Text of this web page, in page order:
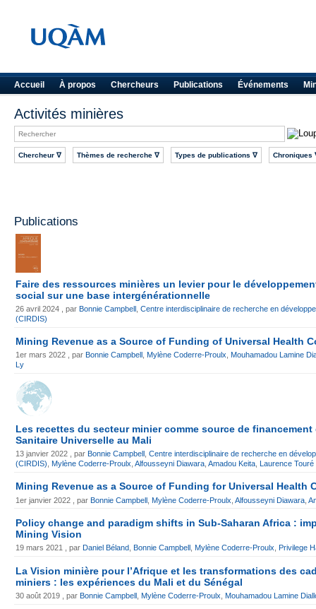
Accueil À propos Chercheurs Publications Événements
Activités minières
Chercheur ∇ Thèmes de recherche ∇ Types de publications ∇ Chroniques
Publications
Faire des ressources minières un levier pour le
social sur une base intergénérationnelle
26 avril 2024 , parBonnie Campbell ,Centre interdisciplinaire de recherche en
(CIRDIS)
Mining Revenue as a Source of Funding of Universal Health
1er mars 2022 , par Bonnie Campbell , Mylène Coderre-Proulx, Mouhamadou Lamine
Ly
Les recettes du secteur minier comme source de financement
Sanitaire Universelle au Mali
13 janvier 2022 , parBonnie Campbell ,Centre interdisciplinaire de recherche en
(CIRDIS) ,Mylène Coderre-Proulx ,Alfousseyni Diawara ,Amadou Keita ,Laurence Touré
Mining Revenue as a Source of Funding for Universal Health
1er janvier 2022 , parBonnie Campbell ,Mylène Coderre-Proulx ,Alfousseyni Diawara ,
Policy change and paradigm shifts in Sub-Saharan Africa :
Mining Vision
19 mars 2021 , par Daniel Béland Bonnie Campbell Mylène Coderre-Proulx Privilege
La Vision minière pour l’Afrique et les transformations des
miniers : les expériences du Mali et du Sénégal
30 août 2019 , parBonnie Campbell ,Mylène Coderre-Proulx ,Mouhamadou Lamine